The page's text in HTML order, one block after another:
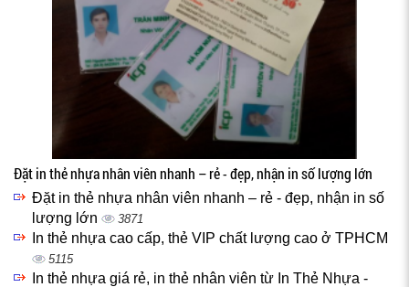
Đặt in thẻ nhựa nhân viên nhanh – rẻ - đẹp, nhận in số lượng lớn
Đặt in thẻ nhựa nhân viên nhanh – rẻ - đẹp, nhận in số
lượng lớn
3871
In thẻ nhựa cao cấp, thẻ VIP chất lượng cao ở TPHCM
5115
In thẻ nhựa giá rẻ, in thẻ nhân viên từ In Thẻ Nhựa -